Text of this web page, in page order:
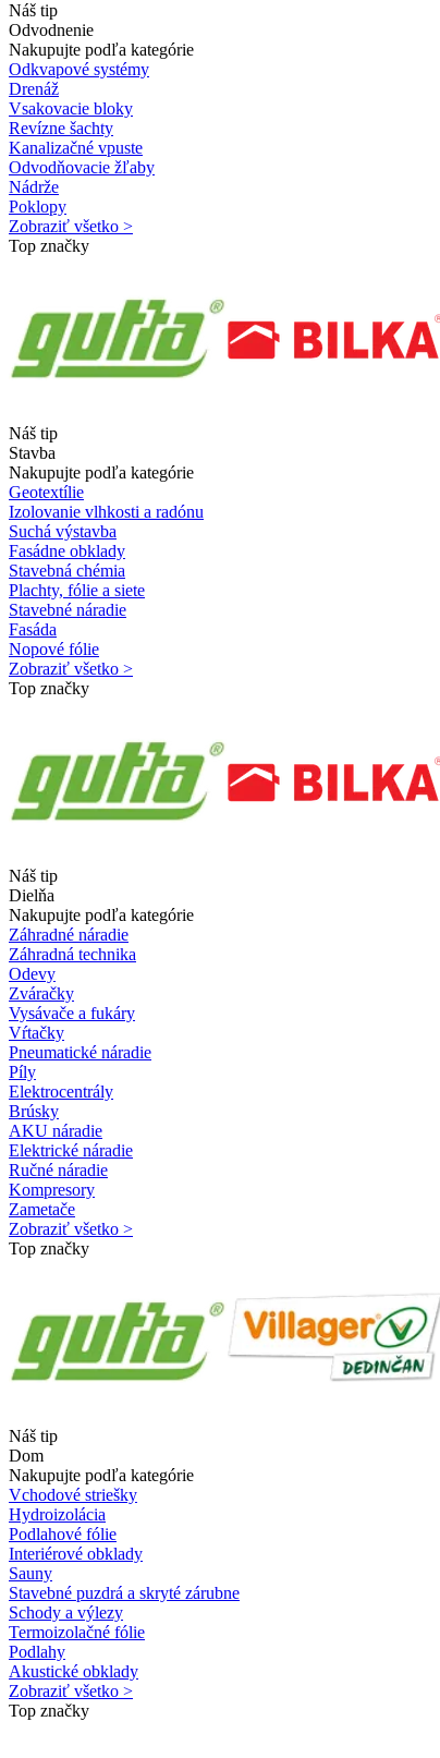
Náš tip
Odvodnenie
Nakupujte podľa kategórie
Odkvapové systémy
Drenáž
Vsakovacie bloky
Revízne šachty
Kanalizačné vpuste
Odvodňovacie žľaby
Nádrže
Poklopy
Zobraziť všetko >
Top značky
Náš tip
Stavba
Nakupujte podľa kategórie
Geotextílie
Izolovanie vlhkosti a radónu
Suchá výstavba
Fasádne obklady
Stavebná chémia
Plachty, fólie a siete
Stavebné náradie
Fasáda
Nopové fólie
Zobraziť všetko >
Top značky
Náš tip
Dielňa
Nakupujte podľa kategórie
Záhradné náradie
Záhradná technika
Odevy
Zváračky
Vysávače a fukáry
Vŕtačky
Pneumatické náradie
Píly
Elektrocentrály
Brúsky
AKU náradie
Elektrické náradie
Ručné náradie
Kompresory
Zametače
Zobraziť všetko >
Top značky
Náš tip
Dom
Nakupujte podľa kategórie
Vchodové striešky
Hydroizolácia
Podlahové fólie
Interiérové obklady
Sauny
Stavebné puzdrá a skryté zárubne
Schody a výlezy
Termoizolačné fólie
Podlahy
Akustické obklady
Zobraziť všetko >
Top značky